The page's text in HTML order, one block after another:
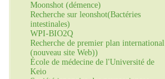
Moonshot (démence)
Recherche sur leonshot(Bactéries
intestinales)
WPI-BIO2Q
Recherche de premier plan international
(nouveau site Web))
École de médecine de l'Université de
Keio